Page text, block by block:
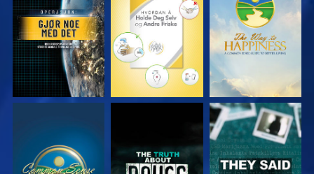
SE SE SE
SE SE